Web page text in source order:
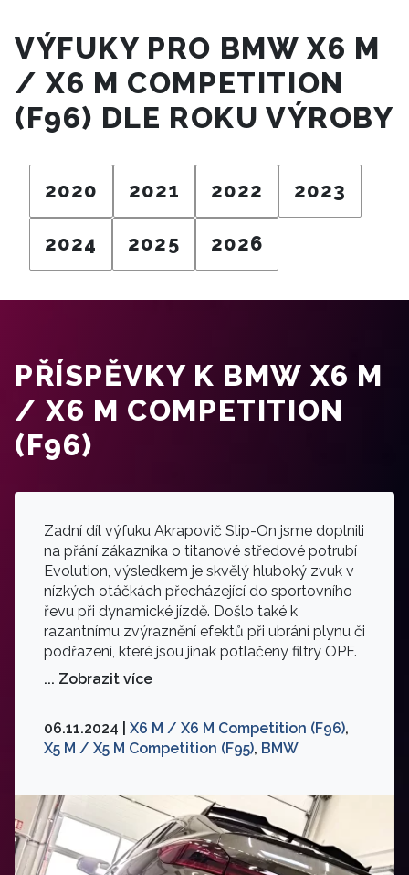
VÝFUKY PRO BMW X6 M
/ X6 M COMPETITION
(F96) DLE ROKU VÝROBY
2020 2021 2022 2023
2024 2025 2026
PŘÍSPĚVKY K BMW X6 M
/ X6 M COMPETITION
(F96)
Zadní díl výfuku Akrapovič Slip-On jsme doplnili
na přání zákazníka o titanové středové potrubí
Evolution, výsledkem je skvělý hluboký zvuk v
nízkých otáčkách přecházející do sportovního
řevu při dynamické jízdě. Došlo také k
razantnímu zvýraznění efektů při ubrání plynu či
podřazení, které jsou jinak potlačeny filtry OPF.
... Zobrazit více
06.11.2024 | X6 M / X6 M Competition (F96),
X5 M / X5 M Competition (F95), BMW